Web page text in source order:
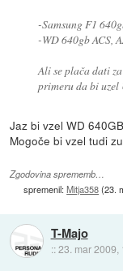
-Samsung F1
-WD 640gb ACS,
Ali se plača dati za
primeru da bi uzel
Jaz bi vzel WD
Mogoče bi vzel tudi
Zgodovina sprememb…
spremenil:Mitja358(23.
T-Majo
::23. mar 2009,